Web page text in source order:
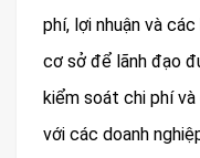
phí, lợi nhuận và
cơ sở để lãnh đạo
kiểm soát chi phí
với các doanh